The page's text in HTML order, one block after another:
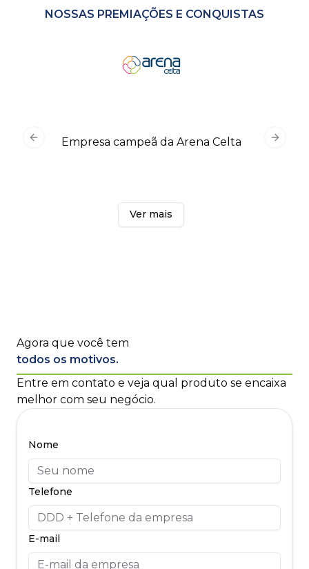
NOSSAS PREMIAÇÕES E CONQUISTAS
Empresa campeã da Arena Celta
Ver mais
Previous slide Next
Agora que você tem
todos os motivos.
Entre em contato e veja qual produto se encaixa
melhor com seu negócio.
Nome
Telefone
E-mail